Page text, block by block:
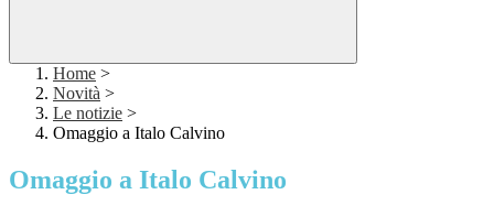
Home >
Novità >
Le notizie >
Omaggio a Italo Calvino
Omaggio a Italo Calvino